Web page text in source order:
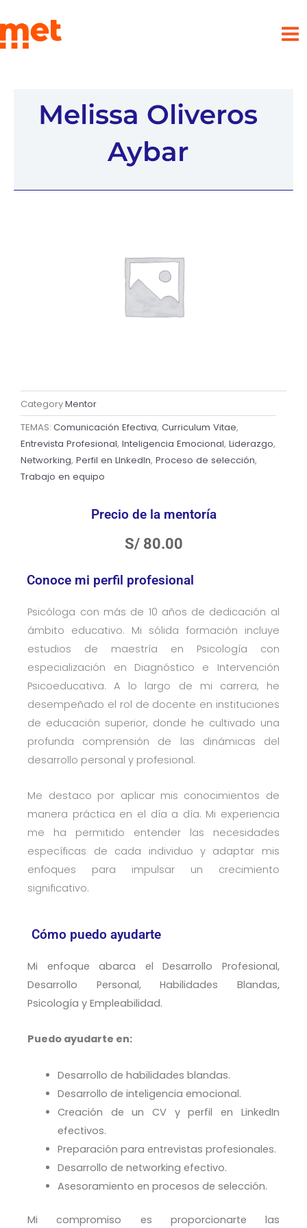
al
contenido
Melissa Oliveros
Aybar
CategoryMentor
TEMAS: Comunicación Efectiva,Curriculum Vitae,
Entrevista Profesional,Inteligencia Emocional,Liderazgo,
Networking,Perfil en LInkedIn,Proceso de selección,
Trabajo en equipo
Precio de la mentoría
S/80.00
Conoce mi perfil profesional
Psicóloga con más de 10 años de dedicación al
ámbito educativo. Mi sólida formación incluye
estudios de maestría en Psicología con
especialización en Diagnóstico e Intervención
Psicoeducativa. A lo largo de mi carrera, he
desempeñado el rol de docente en instituciones
de educación superior, donde he cultivado una
profunda comprensión de las dinámicas del
desarrollo personal y profesional.
Me destaco por aplicar mis conocimientos de
manera práctica en el día a día. Mi experiencia
me ha permitido entender las necesidades
específicas de cada individuo y adaptar mis
enfoques para impulsar un crecimiento
significativo.
Cómo puedo ayudarte
Mi enfoque abarca el Desarrollo Profesional,
Desarrollo Personal, Habilidades Blandas,
Psicología y Empleabilidad.
Puedo ayudarte en:
Desarrollo de habilidades blandas.
Desarrollo de inteligencia emocional.
Creación de un CV y perfil en LinkedIn
efectivos.
Preparación para entrevistas profesionales.
Desarrollo de networking efectivo.
Asesoramiento en procesos de selección.
Mi compromiso es proporcionarte las